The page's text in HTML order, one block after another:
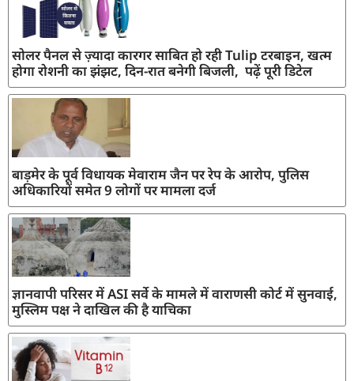
सोलर पैनल से ज़्यादा कारगर साबित हो रही Tulip टरबाइन, खत्म
होगा रोशनी का झंझट, दिन-रात बनेगी बिजली, पढ़ें पूरी डिटेल
बाड़मेर के पूर्व विधायक मेवाराम जैन पर रेप के आरोप, पुलिस
अधिकारियों समेत 9 लोगों पर मामला दर्ज
ज्ञानवापी परिसर में ASI सर्वे के मामले में वाराणसी कोर्ट में सुनवाई,
मुस्लिम पक्ष ने दाखिल की है याचिका